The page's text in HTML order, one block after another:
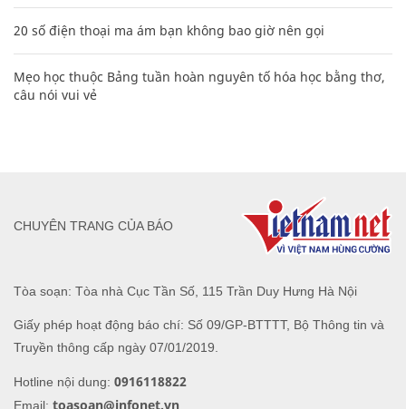
20 số điện thoại ma ám bạn không bao giờ nên gọi
Mẹo học thuộc Bảng tuần hoàn nguyên tố hóa học bằng thơ,
câu nói vui vẻ
Tòa soạn: Tòa nhà Cục Tần Số, 115 Trần Duy Hưng Hà Nội
Giấy phép hoạt động báo chí: Số 09/GP-BTTTT, Bộ Thông tin và
Truyền thông cấp ngày 07/01/2019.
Hotline nội dung: 0916118822
Email: toasoan@infonet.vn
CHUYÊN TRANG CỦA BÁO